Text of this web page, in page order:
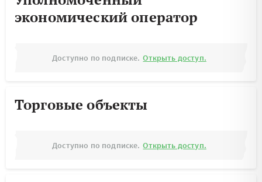
экономический оператор
Доступно по подписке. Открыть доступ.
Торговые объекты
Доступно по подписке. Открыть доступ.